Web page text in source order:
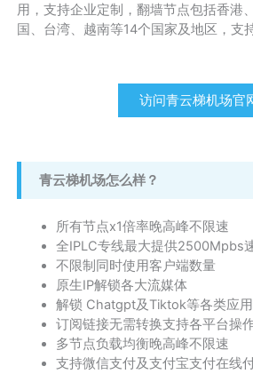
用，支持企业定制，翻墙节点包括香港
国、台湾、越南等14个国家及地区，支
访问青云梯机场官
青云梯机场怎么样？
所有节点x1倍率晚高峰不限速
全IPLC专线最大提供2500Mpbs
不限制同时使用客户端数量
原生IP解锁各大流媒体
解锁 Chatgpt及Tiktok等各类应用
订阅链接无需转换支持各平台操
多节点负载均衡晚高峰不限速
支持微信支付及支付宝支付在线